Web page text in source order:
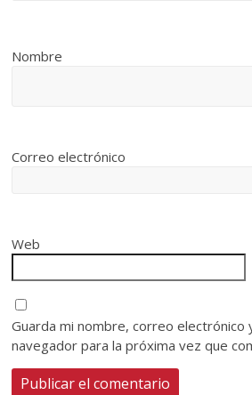
Nombre
Correo electrónico
Web
Guarda mi nombre, correo electrónico
navegador para la próxima vez que